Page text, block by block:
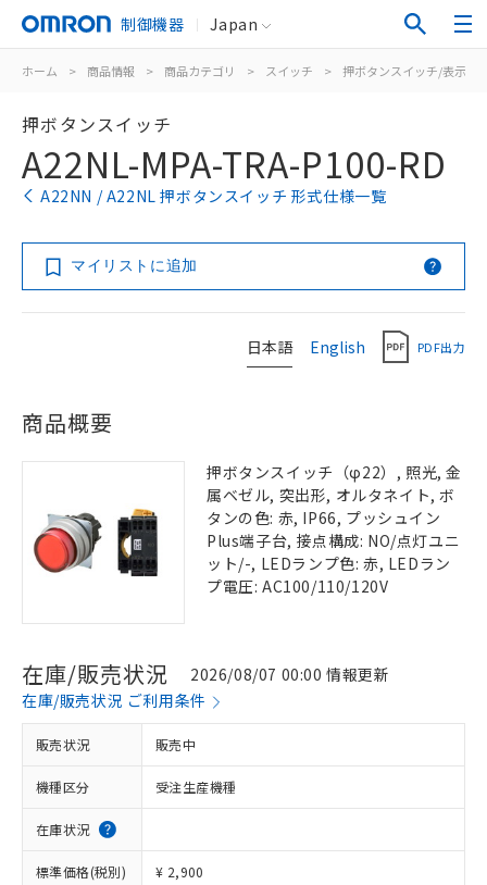
制御機器 Japan
ホーム > 商品情報 > 商品カテゴリ > スイッチ > 押ボタンスイッチ/表示灯
押ボタンスイッチ
A22NL-MPA-TRA-P100-RD
A22NN / A22NL 押ボタンスイッチ 形式仕様一覧
マイリストに追加
日本語 English PDF出力
商品概要
押ボタンスイッチ（φ22）, 照光, 金
属ベゼル, 突出形, オルタネイト, ボ
タンの色: 赤, IP66, プッシュイン
Plus端子台, 接点構成: NO/点灯ユニ
ット/-, LEDランプ色: 赤, LEDラン
プ電圧: AC100/110/120V
在庫/販売状況
2026/08/07 00:00 情報更新
在庫/販売状況 ご利用条件
販売状況 販売中
機種区分 受注生産機種
在庫状況
標準価格(税別) ¥ 2,900